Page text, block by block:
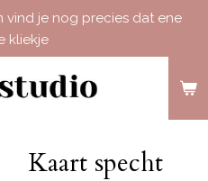
vind je nog precies dat ene
kliekje
Kaart specht